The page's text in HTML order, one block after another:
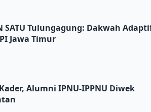
Dakwah Adaptif dan Sinergi
SATU Tulungagung: Dakwah
Jawa Timur
IPPNU Diwek Silaturahmi Lintas
Alumni IPNU-IPPNU Diwek